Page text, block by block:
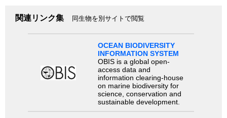
関連リンク集 同生物を別サイトで閲覧
OCEAN BIODIVERSITY
INFORMATION SYSTEM
OBIS is a global open-
access data and
information clearing-house
on marine biodiversity for
science, conservation and
sustainable development.